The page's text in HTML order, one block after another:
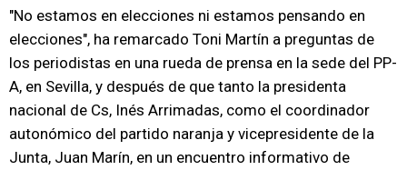
"No estamos en elecciones ni estamos pensando en
elecciones", ha remarcado Toni Martín a preguntas de
los periodistas en una rueda de prensa en la sede del PP-
A, en Sevilla, y después de que tanto la presidenta
nacional de Cs, Inés Arrimadas, como el coordinador
autonómico del partido naranja y vicepresidente de la
Junta, Juan Marín, en un encuentro informativo de